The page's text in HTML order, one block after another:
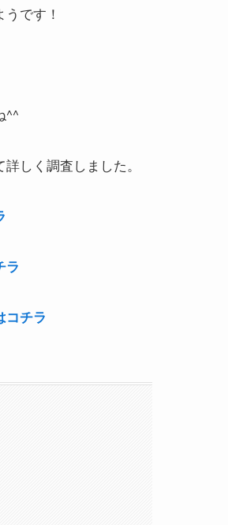
です！
^^
しく調査しました。
ラ
チラ